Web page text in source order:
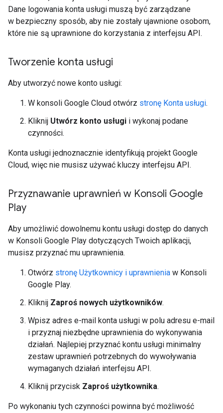
Dane logowania konta usługi muszą być zarządzane
w bezpieczny sposób, aby nie zostały ujawnione osobom,
które nie są uprawnione do korzystania z interfejsu API.
Tworzenie konta usługi
Aby utworzyć nowe konto usługi:
W konsoli Google Cloud otwórz stronę Konta usługi.
Kliknij Utwórz konto usługi i wykonaj podane
czynności.
Konta usługi jednoznacznie identyfikują projekt Google
Cloud, więc nie musisz używać kluczy interfejsu API.
Przyznawanie uprawnień w Konsoli Google
Play
Aby umożliwić dowolnemu kontu usługi dostęp do danych
w Konsoli Google Play dotyczących Twoich aplikacji,
musisz przyznać mu uprawnienia.
Otwórz stronę Użytkownicy i uprawnienia w Konsoli
Google Play.
Kliknij Zaproś nowych użytkowników.
Wpisz adres e-mail konta usługi w polu adresu e-mail
i przyznaj niezbędne uprawnienia do wykonywania
działań. Najlepiej przyznać kontu usługi minimalny
zestaw uprawnień potrzebnych do wywoływania
wymaganych działań interfejsu API.
Kliknij przycisk Zaproś użytkownika.
Po wykonaniu tych czynności powinna być możliwość